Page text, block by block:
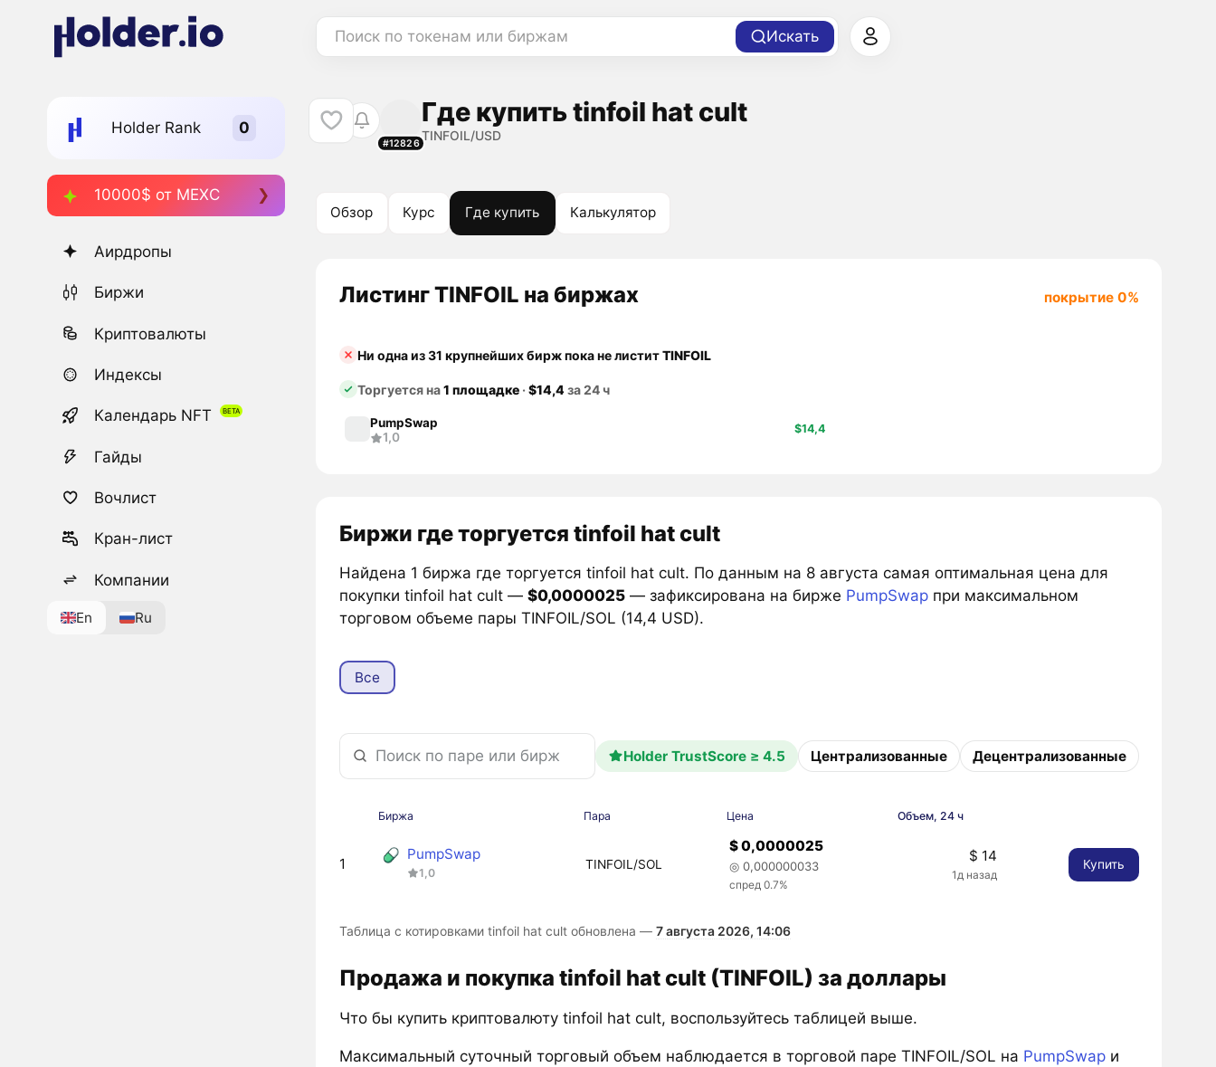
Поиск по токенам или биржам Искать
Holder Rank
10000$ от MEXC
Аирдропы
Биржи
Криптовалюты
Индексы
Календарь NFT
Гайды
Вочлист
Кран-лист
Компании
En Ru
#12826
Где купить tinfoil hat cult
TINFOIL/USD
Обзор Курс Где купить Калькулятор
Листинг TINFOIL на биржах покрытие 0%
Ни одна из 31 крупнейших бирж пока не листитTINFOIL
Торгуется на1 площадке·$14,4за 24 ч
PumpSwap
1,0
$14,4
Биржи где торгуется tinfoil hat cult
Найдена 1 биржа где торгуется tinfoil hat cult. По данным на 8 августа самая оптимальная цена для
покупки tinfoil hat cult — $0,0000025— зафиксирована на бирже PumpSwapпри максимальном
торговом объеме пары TINFOIL/SOL (14,4 USD).
Все
Holder TrustScore ≥ 4.5 Централизованные Децентрализованные
Биржа Пара Цена Объем, 24 ч
1
PumpSwap
1,0
TINFOIL/SOL
$ 0,0000025
◎ 0,000000033
спред 0.7%
$ 14
1д назад
Купить
Таблица с котировками tinfoil hat cult обновлена — 7 августа 2026, 14:06
Продажа и покупка tinfoil hat cult (TINFOIL) за доллары
Что бы купить криптовалюту tinfoil hat cult, воспользуйтесь таблицей выше.
Максимальный суточный торговый объем наблюдается в торговой паре TINFOIL/SOL на PumpSwapи